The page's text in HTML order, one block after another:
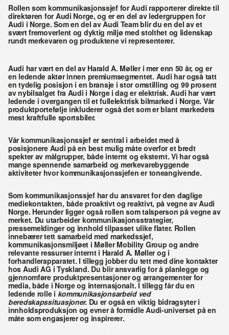
Rollen som kommunikasjonssjef for Audi rapporterer direkte til
direktøren for Audi Norge, og er en del av ledergruppen for
Audi i Norge. Som en del av Audi Team blir du en del av et
svært fremoverlent og dyktig miljø med stolthet og lidenskap
rundt merkevaren og produktene vi representerer.
Audi har vært en del av Harald A. Møller i mer enn 50 år, og er
en ledende aktør innen premiumsegmentet. Audi har også tatt
en tydelig posisjon i en bransje i stor omstilling og 99 prosent
av nybilsalget fra Audi i Norge i dag er elektrisk. Audi har vært
ledende i overgangen til et fullelektrisk bilmarked i Norge. Vår
produktportefølje inkluderer også det som er blant markedets
mest kraftfulle sportsbiler.
Vår kommunikasjonssjef er sentral i arbeidet med å
posisjonere Audi på en best mulig måte overfor et bredt
spekter av målgrupper, både internt og eksternt. Vi har også
mange spennende samarbeid og merkevarebyggende
aktiviteter hvor kommunikasjonssjefen er toneangivende.
Som kommunikasjonssjef har du ansvaret for den daglige
mediekontakten, både proaktivt og reaktivt, på vegne av Audi
Norge. Herunder ligger også rollen som talsperson på vegne av
merket. Du utarbeider kommunikasjonsstrategier,
pressemeldinger og innhold tilpasset ulike flater. Rollen
innebærer tett samarbeid med markedssjef,
kommunikasjonsmiljøet i Møller Mobility Group og andre
relevante ressurser internt i Harald A. Møller og i
forhandlerapparatet. I tillegg jobber du tett med dine kontakter
hos Audi AG i Tyskland. Du blir ansvarlig for å planlegge og
gjennomføre produktpresentasjoner og arrangementer for
media, både i Norge og internasjonalt. I tillegg får du en
ledende rolle i kommunikasjonsarbeid ved
beredskapssituasjoner. Du er også en viktig bidragsyter i
innholdsproduksjon og evner å formidle Audi-universet på en
måte som engasjerer og inspirerer.